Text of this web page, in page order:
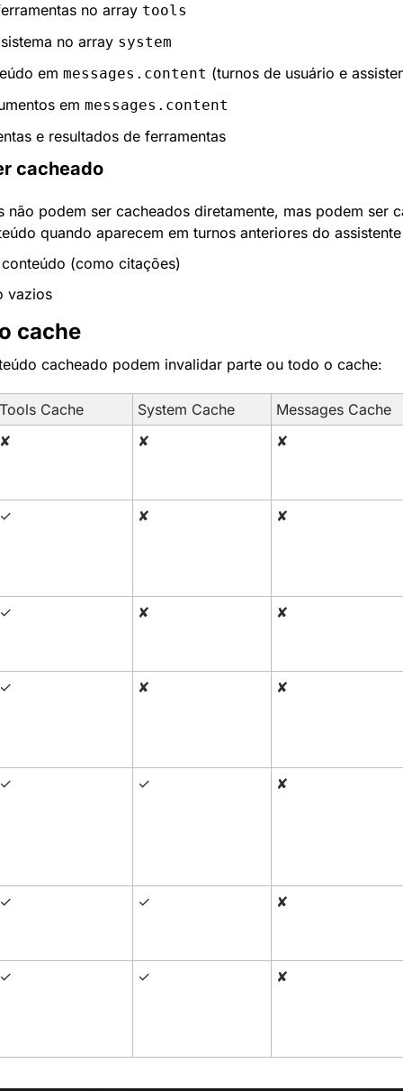
no array tools
no array system
em messages.content (turnos de usuário e
em messages.content
e resultados de ferramentas
cacheado
não podem ser cacheados diretamente, mas podem ser
quando aparecem em turnos anteriores do assistente
(como citações)
vazios
cache
cacheado podem invalidar parte ou todo o cache:
Tools Cache System Cache
Messages Cache
✘
✘ ✘
✓ ✘ ✘
✓ ✘ ✘
✓ ✘ ✘
✓ ✓ ✘
✓ ✓ ✘
✓ ✓ ✘